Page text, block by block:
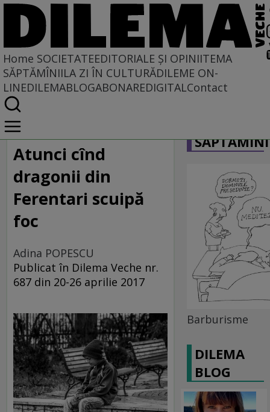
Home SOCIETATEEDITORIALE ȘI OPINIITEMA
SĂPTĂMÎNIILA ZI ÎN CULTURĂDILEME ON-
LINEDILEMABLOGABONAREDIGITALContact
Home
Societate
Atunci cînd
dragonii din
Ferentari scuipă
foc
Adina POPESCU
Publicat în Dilema Veche nr.
687 din 20-26 aprilie 2017
Barburisme
DILEMA
BLOG